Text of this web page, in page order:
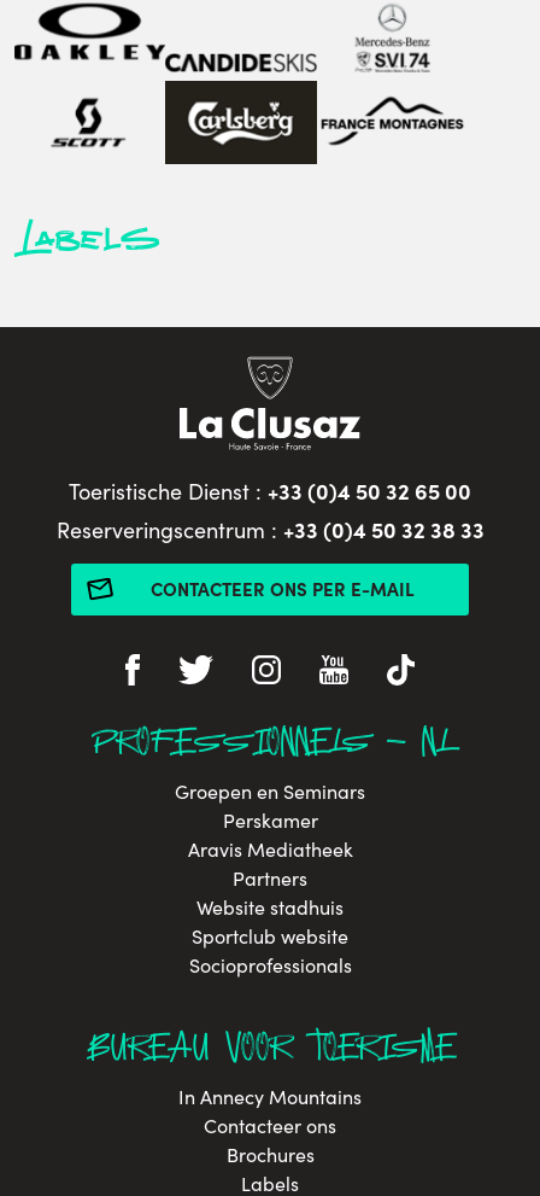
Labels
Toeristische Dienst : +33 (0)4 50 32 65 00
Reserveringscentrum : +33 (0)4 50 32 38 33
CONTACTEER ONS PER E-MAIL
PROFESSIONNELS - NL
Groepen en Seminars
Perskamer
Aravis Mediatheek
Partners
Website stadhuis
Sportclub website
Socioprofessionals
BUREAU VOOR TOERISME
In Annecy Mountains
Contacteer ons
Brochures
Labels